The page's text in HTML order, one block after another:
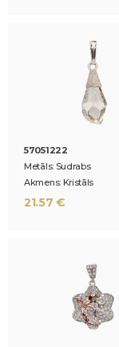
57051222
Metāls: Sudrabs
Akmens: Kristāls
21.57 €